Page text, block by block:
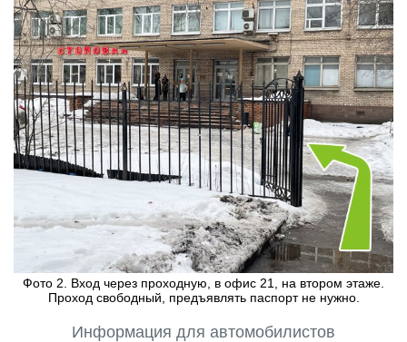
Фото 2. Вход через проходную, в офис 21, на втором этаже.
Проход свободный, предъявлять паспорт не нужно.
Информация для автомобилистов